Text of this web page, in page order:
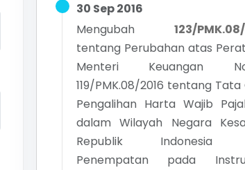
30 Sep 2016
Mengubah
123/
tentang Perubahan atas
Menteri Keuangan
119/PMK.08/2016 tentang
Pengalihan Harta Wajib
dalam Wilayah Negara
Republik Indonesia
Penempatan pada